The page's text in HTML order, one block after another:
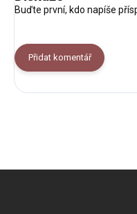
Buďte první, kdo napíše
Přidat komentář